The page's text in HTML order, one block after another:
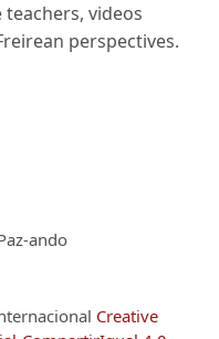
videos
perspectives.
ando
Creative